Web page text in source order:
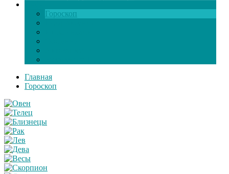
Гороскоп
Главная
Гороскоп